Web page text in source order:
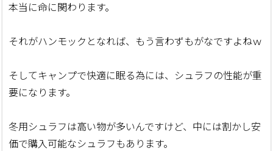
本当に命に関わります。
それがハンモックとなれば、もう言わずもがなですよねｗ
そしてキャンプで快適に眠る為には、シュラフの性能が重
要になります。
冬用シュラフは高い物が多いんですけど、中には割かし安
価で購入可能なシュラフもあります。